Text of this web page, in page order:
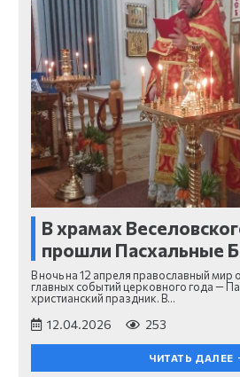
В храмах
прошли Пасхальные
В ночь на 12 апреля православный мир
главных событий церковного года —
христианский праздник. В…
12.04.2026 253
ЧИТАТЬ ДАЛЕЕ